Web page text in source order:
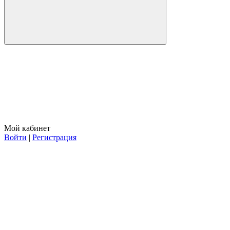
Мой кабинет
Войти | Регистрация